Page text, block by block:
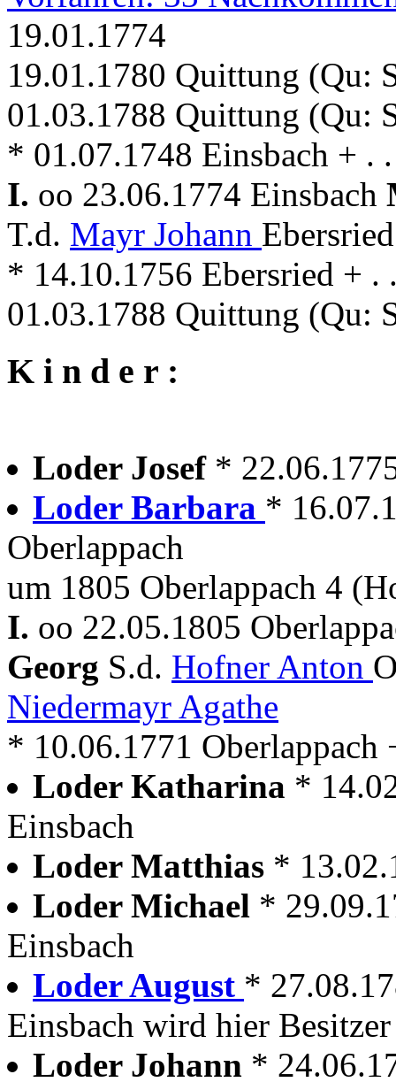
19.01.1774
19.01.1780 Quittung (Qu:
01.03.1788 Quittung (Qu:
* 01.07.1748 Einsbach + .
I. oo 23.06.1774 Einsbach
T.d. Mayr Johann
* 14.10.1756 Ebersried + .
01.03.1788 Quittung (Qu:
K i n d e r :
Loder Josef *
Loder Barbara *
Oberlappach
um 1805 Oberlappach 4
I. oo 22.05.1805
Georg S.d. Hofner Anton
Niedermayr Agathe
* 10.06.1771 Oberlappach
Loder Katharina *
Einsbach
Loder Matthias *
Loder Michael *
Einsbach
Loder August *
Einsbach wird hier Besitzer
Loder Johann *